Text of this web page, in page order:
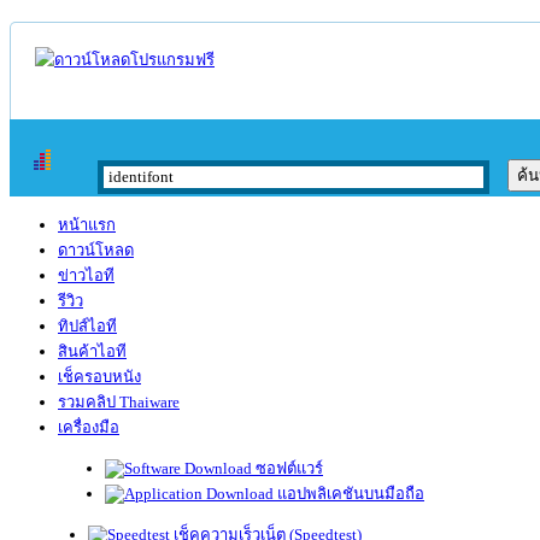
หน้าแรก
ดาวน์โหลด
ข่าวไอที
รีวิว
ทิปส์ไอที
สินค้าไอที
เช็ครอบหนัง
รวมคลิป Thaiware
เครื่องมือ
ซอฟต์แวร์
แอปพลิเคชันบนมือถือ
เช็คความเร็วเน็ต (Speedtest)